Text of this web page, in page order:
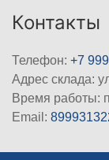
Контакты
Телефон: +7
Адрес склада:
Время работы:
Email: